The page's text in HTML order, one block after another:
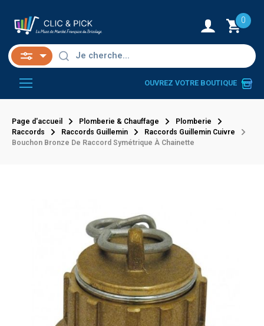
0
OUVREZ VOTRE BOUTIQUE
Page d'accueil Plomberie & Chauffage
Plomberie
Raccords
Raccords Guillemin
Raccords Guillemin Cuivre
Bouchon Bronze De Raccord Symétrique À Chainette